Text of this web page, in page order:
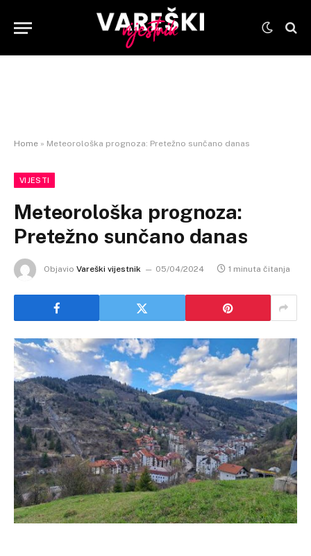
Home » Meteorološka prognoza: Pretežno sunčano danas
VIJESTI
Meteorološka prognoza:
Pretežno sunčano danas
Objavio Vareški vijestnik 05/04/2024 1 minuta čitanja